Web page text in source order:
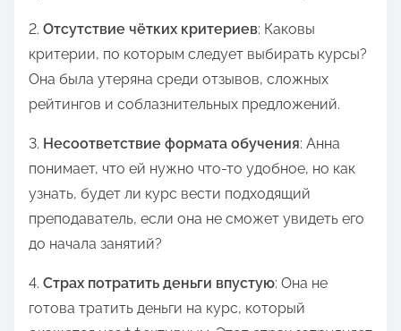
2. Отсутствие чётких критериев: Каковы
критерии, по которым следует выбирать курсы?
Она была утеряна среди отзывов, сложных
рейтингов и соблазнительных предложений.
3. Несоответствие формата обучения: Анна
понимает, что ей нужно что-то удобное, но как
узнать, будет ли курс вести подходящий
преподаватель, если она не сможет увидеть его
до начала занятий?
4. Страх потратить деньги впустую: Она не
готова тратить деньги на курс, который